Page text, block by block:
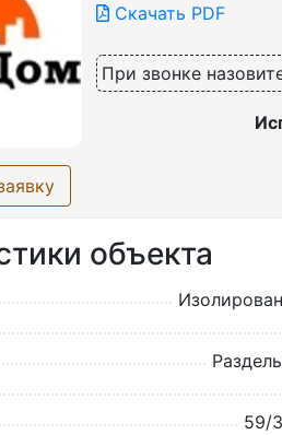
Скачать PDF
При звонке
объекта
59/